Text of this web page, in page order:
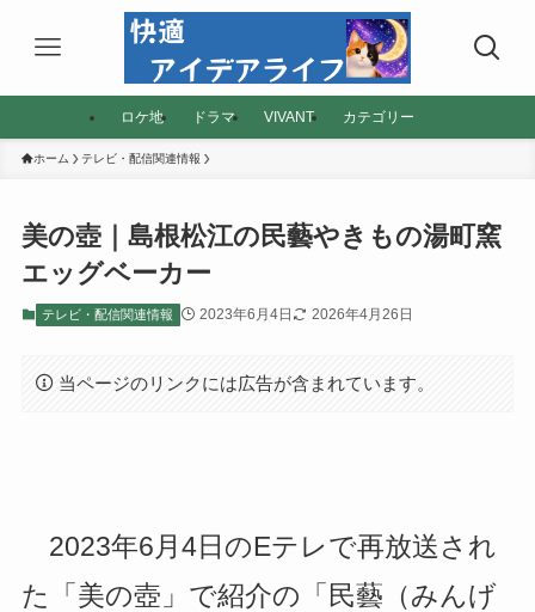
ロケ地 ドラマ VIVANT カテゴリー
ホーム テレビ・配信関連情報
美の壺｜島根松江の民藝やきもの湯町窯
エッグベーカー
テレビ・配信関連情報 2023年6月4日 2026年4月26日
当ページのリンクには広告が含まれています。
2023年6月4日のEテレで再放送され
た「美の壺」で紹介の「民藝（みんげ